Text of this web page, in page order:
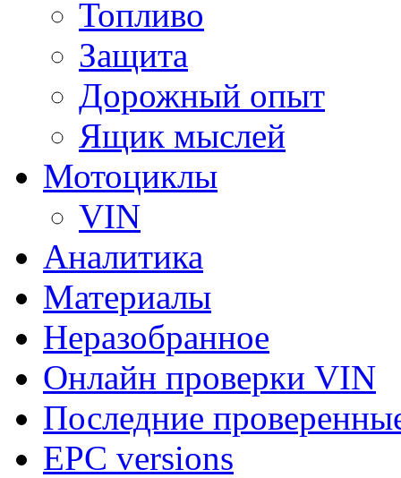
Топливо
Защита
Дорожный опыт
Ящик мыслей
Мотоциклы
VIN
Аналитика
Материалы
Неразобранное
Онлайн проверки VIN
Последние
EPC versions